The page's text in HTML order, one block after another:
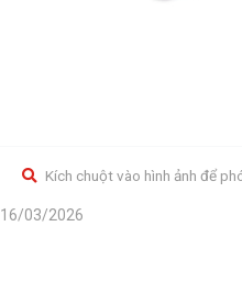
Kích chuột vào hình ảnh để
16/03/2026